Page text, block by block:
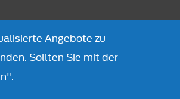
Angebote zu
Sollten Sie mit der